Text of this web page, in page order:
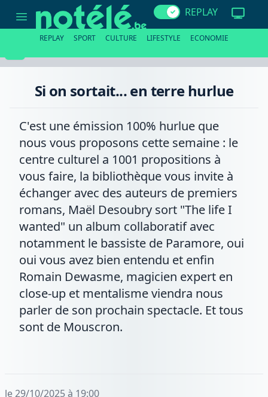
sortait...
REPLAY
REPLAY SPORT CULTURE LIFESTYLE ECONOMIE
Si on sortait... en terre hurlue
C'est une émission 100% hurlue que
nous vous proposons cette semaine : le
centre culturel a 1001 propositions à
vous faire, la bibliothèque vous invite à
échanger avec des auteurs de premiers
romans, Maël Desoubry sort "The life I
wanted" un album collaboratif avec
notamment le bassiste de Paramore, oui
oui vous avez bien entendu et enfin
Romain Dewasme, magicien expert en
close-up et mentalisme viendra nous
parler de son prochain spectacle. Et tous
sont de Mouscron.
le 29/10/2025 à 19:00